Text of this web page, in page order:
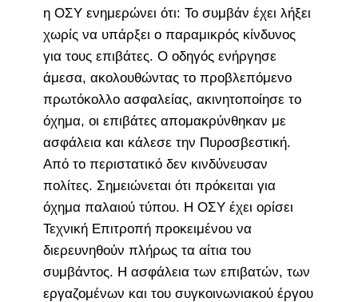
η ΟΣΥ ενημερώνει ότι: Το συμβάν έχει λήξει
χωρίς να υπάρξει ο παραμικρός κίνδυνος
για τους επιβάτες. Ο οδηγός ενήργησε
άμεσα, ακολουθώντας το προβλεπόμενο
πρωτόκολλο ασφαλείας, ακινητοποίησε το
όχημα, οι επιβάτες απομακρύνθηκαν με
ασφάλεια και κάλεσε την Πυροσβεστική.
Από το περιστατικό δεν κινδύνευσαν
πολίτες. Σημειώνεται ότι πρόκειται για
όχημα παλαιού τύπου. Η ΟΣΥ έχει ορίσει
Τεχνική Επιτροπή προκειμένου να
διερευνηθούν πλήρως τα αίτια του
συμβάντος. Η ασφάλεια των επιβατών, των
εργαζομένων και του συγκοινωνιακού έργου